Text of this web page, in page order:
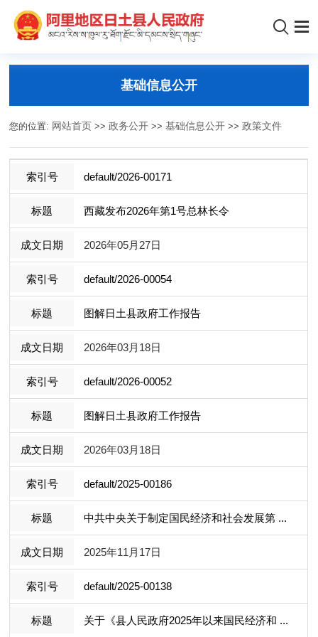
基础信息公开
您的位置: 网站首页 >>政务公开 >>基础信息公开 >>政策文件
default/2026-00171
西藏发布2026年第1号总林长令
2026年05月27日
default/2026-00054
图解日土县政府工作报告
2026年03月18日
default/2026-00052
图解日土县政府工作报告
2026年03月18日
default/2025-00186
中共中央关于制定国民经济和社会发展第 ...
2025年11月17日
default/2025-00138
关于《县人民政府2025年以来国民经济和 ...